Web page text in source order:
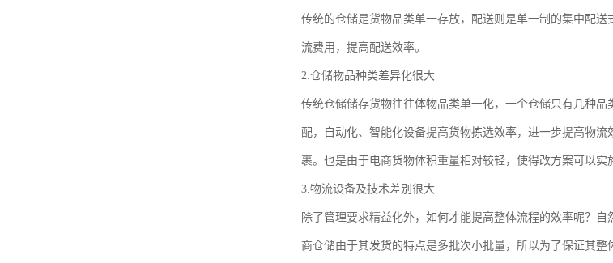
传统的仓储是货物品类单一存放，配送则是单一制的集中配
流费用，提高配送效率。
2.仓储物品种类差异化很大
传统仓储储存货物往往体物品类单一化，一个仓储只有几种
配，自动化、智能化设备提高货物拣选效率，进一步提高物
裹。也是由于电商货物体积重量相对较轻，使得改方案可以实
3.物流设备及技术差别很大
除了管理要求精益化外，如何才能提高整体流程的效率呢？
商仓储由于其发货的特点是多批次小批量，所以为了保证其